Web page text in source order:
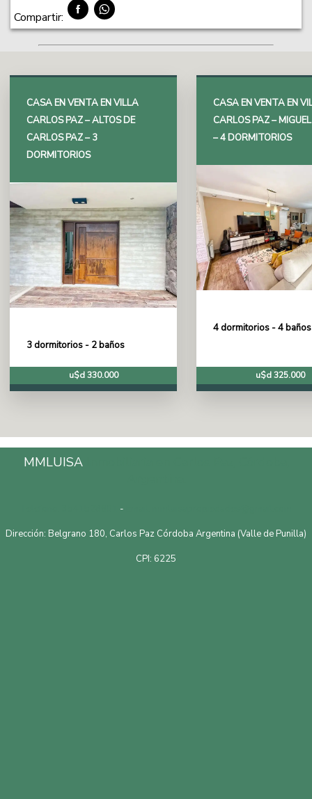
Compartir:
CASA EN VENTA EN VILLA
CARLOS PAZ – ALTOS DE
CARLOS PAZ – 3
DORMITORIOS
3 dormitorios - 2 baños
u$d 330.000
CASA EN VENTA EN
CARLOS PAZ –
– 4 DORMITORIOS
4 dormitorios - 4 baños
u$d 325.000
MMLUISA
-
Dirección: Belgrano 180, Carlos Paz Córdoba Argentina (Valle de Punilla)
CPI: 6225